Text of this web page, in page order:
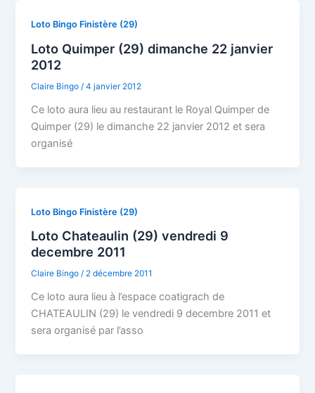
Loto Bingo Finistère (29)
Loto Quimper (29) dimanche 22 janvier
2012
Claire Bingo/4 janvier 2012
Ce loto aura lieu au restaurant le Royal Quimper de
Quimper (29) le dimanche 22 janvier 2012 et sera
organisé
Loto Bingo Finistère (29)
Loto Chateaulin (29) vendredi 9
decembre 2011
Claire Bingo/ 2 décembre 2011
Ce loto aura lieu à l’espace coatigrach de
CHATEAULIN (29) le vendredi 9 decembre 2011 et
sera organisé par l’asso